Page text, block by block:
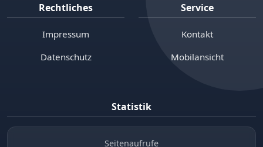
Rechtliches
Impressum
Datenschutz
Service
Kontakt
Mobilansicht
Statistik
Seitenaufrufe